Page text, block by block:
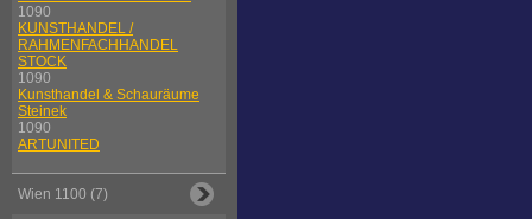
1090
KUNSTHANDEL /
RAHMENFACHHANDEL
STOCK
1090
Kunsthandel & Schauräume
Steinek
1090
ARTUNITED
Wien 1100 (7)